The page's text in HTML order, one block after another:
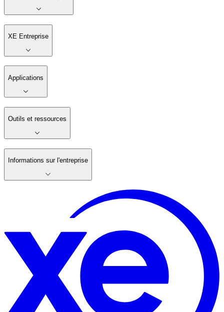
XE Entreprise
Applications
Outils et ressources
Informations sur l'entreprise